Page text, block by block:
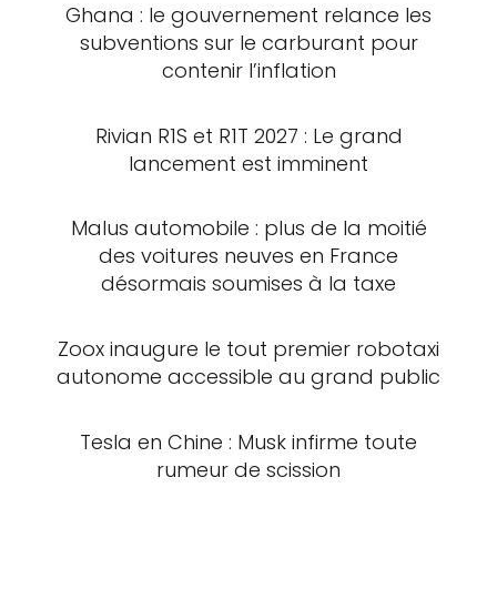
Ghana : le gouvernement relance les
subventions sur le carburant pour
contenir l’inflation
Rivian R1S et R1T 2027 : Le grand
lancement est imminent
Malus automobile : plus de la moitié
des voitures neuves en France
désormais soumises à la taxe
Zoox inaugure le tout premier robotaxi
autonome accessible au grand public
Tesla en Chine : Musk infirme toute
rumeur de scission